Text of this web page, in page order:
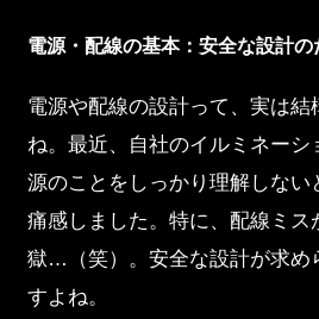
電源・配線の基本：安全な設計の
電源や配線の設計って、実は結
ね。最近、自社のイルミネーシ
源のことをしっかり理解しない
痛感しました。特に、配線ミス
獄…（笑）。安全な設計が求め
すよね。